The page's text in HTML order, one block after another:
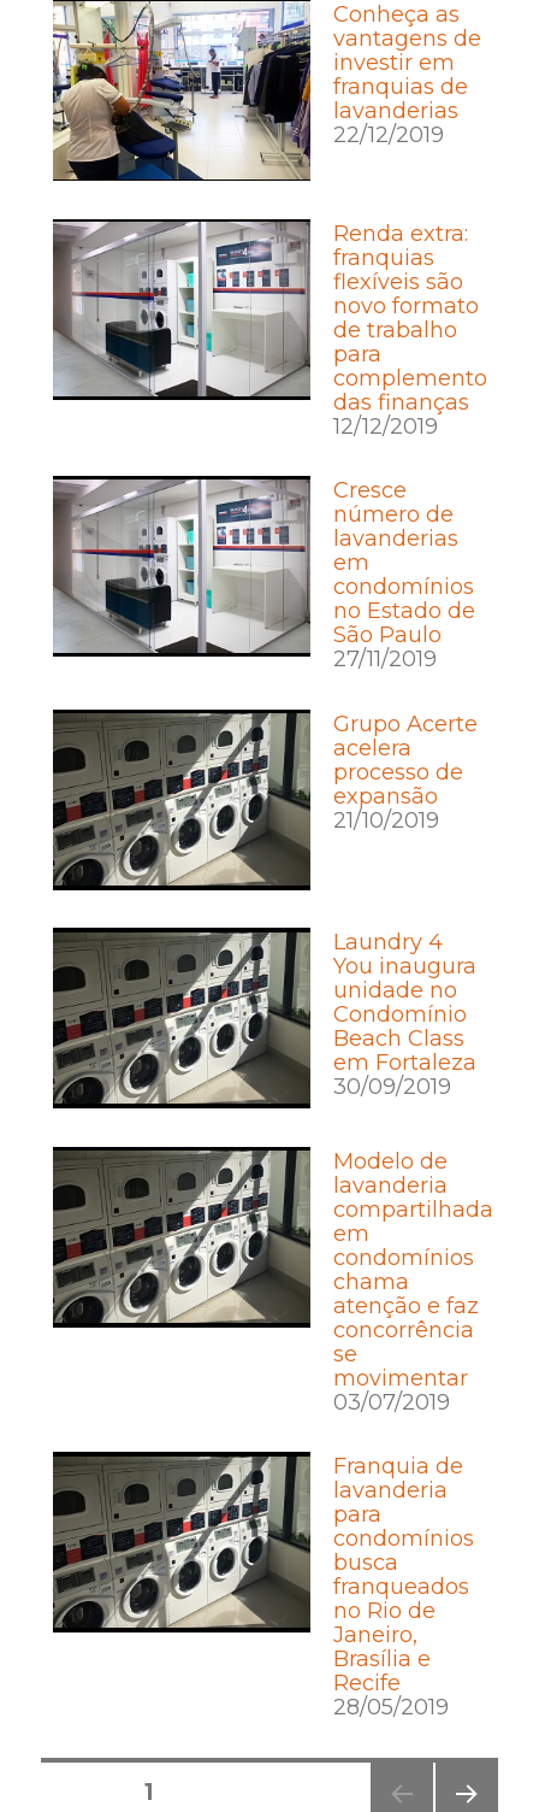
Conheça as
vantagens de
investir em
franquias de
lavanderias
22/12/2019
Renda extra:
franquias
flexíveis são
novo formato
de trabalho
para
complemento
das finanças
12/12/2019
Cresce
número de
lavanderias
em
condomínios
no Estado de
São Paulo
27/11/2019
Grupo Acerte
acelera
processo de
expansão
21/10/2019
Laundry 4
You inaugura
unidade no
Condomínio
Beach Class
em Fortaleza
30/09/2019
Modelo de
lavanderia
compartilhada
em
condomínios
chama
atenção e faz
concorrência
se
movimentar
03/07/2019
Franquia de
lavanderia
para
condomínios
busca
franqueados
no Rio de
Janeiro,
Brasília e
Recife
28/05/2019
Posts
PÁGINA1